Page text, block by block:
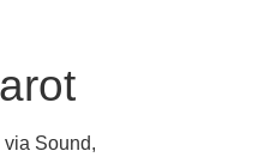
Sound,